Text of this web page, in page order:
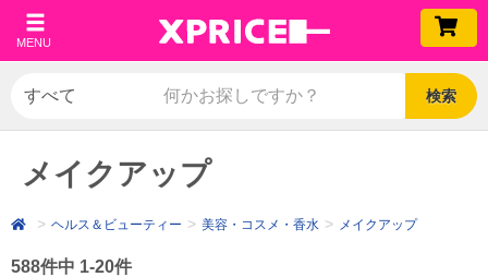
MENU
検索
メイクアップ
ヘルス＆ビューティー 美容・コスメ・香水 メイクアップ
588件中 1-20件